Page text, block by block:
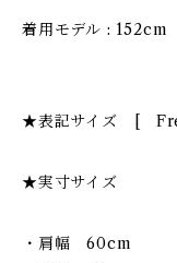
着用モデル : 152cm
★表記サイズ [
★実寸サイズ
・肩幅 60cm